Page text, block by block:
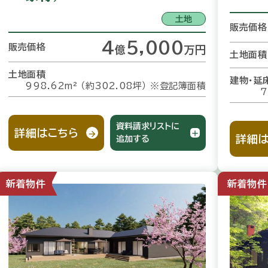
土地
販売価格 4億 5,000万 円
土地面積
998.62m² （約302.08坪） ※登記簿面積
詳細はこちら
資料請求リストに
追加する
販売価格
土地面積
建物・延
詳細
新着物件 新着物件